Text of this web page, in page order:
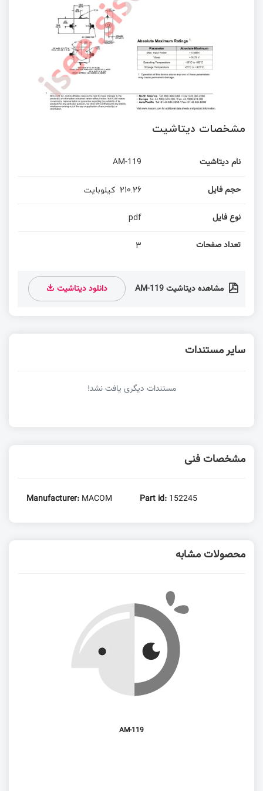
مشخصات دیتاشیت
نام دیتاشیت AM-119
حجم فایل 210.26 کیلوبایت
نوع فایل pdf
تعداد صفحات 3
مشاهده دیتاشیت AM-119 دانلود دیتاشیت
سایر مستندات
مستندات دیگری یافت نشد!
مشخصات فنی
Manufacturer: MACOM Part id: 152245
محصولات مشابه
AM-119